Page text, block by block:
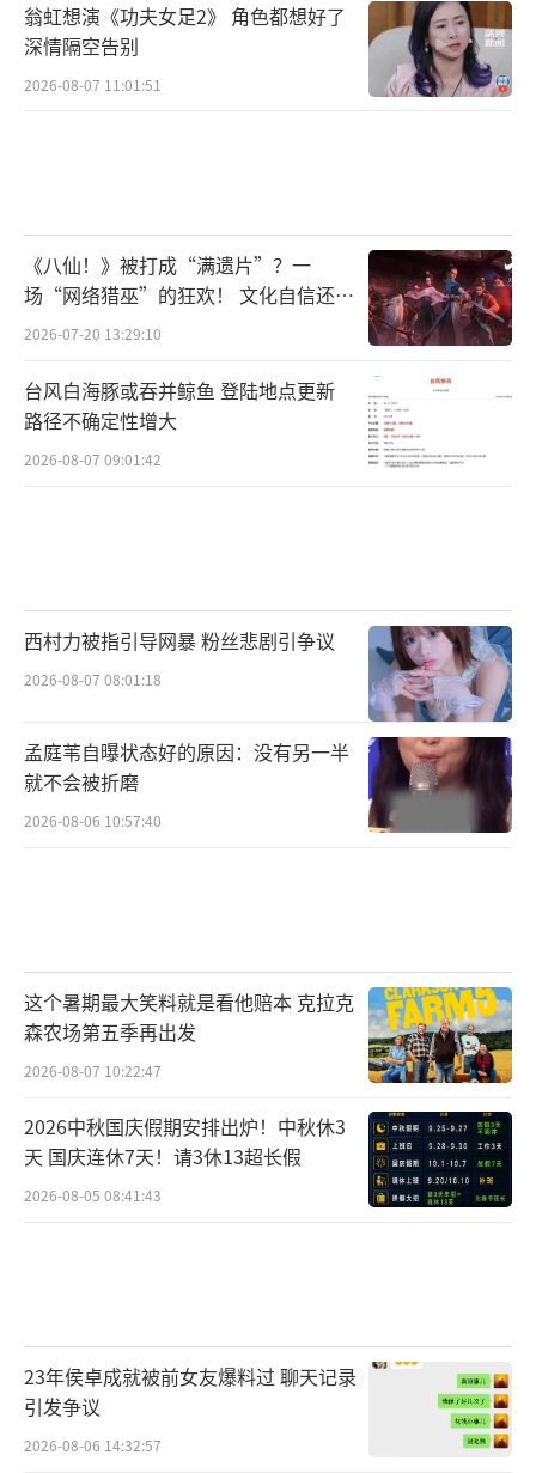
翁虹想演《功夫女足2》 角色都想好了
深情隔空告别
2026-08-07 11:01:51
《八仙！》被打成“满遗片”？一
场“网络猎巫”的狂欢！ 文化自信还是
焦虑？
2026-07-20 13:29:10
台风白海豚或吞并鲸鱼 登陆地点更新
路径不确定性增大
2026-08-07 09:01:42
西村力被指引导网暴 粉丝悲剧引争议
2026-08-07 08:01:18
孟庭苇自曝状态好的原因：没有另一半
就不会被折磨
2026-08-06 10:57:40
这个暑期最大笑料就是看他赔本 克拉克
森农场第五季再出发
2026-08-07 10:22:47
2026中秋国庆假期安排出炉！中秋休3
天 国庆连休7天！请3休13超长假
2026-08-05 08:41:43
23年侯卓成就被前女友爆料过 聊天记录
引发争议
2026-08-06 14:32:57